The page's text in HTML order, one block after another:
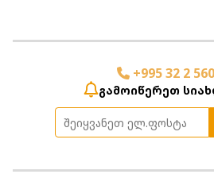
+995 32 2
გამოიწერეთ